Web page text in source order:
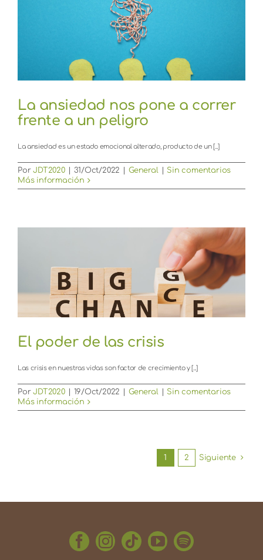
La ansiedad nos pone a correr
frente a un peligro
La ansiedad es un estado emocional alterado, producto de un [...]
PorJDT2020 31/Oct/2022 General
Sin comentarios
Más información
El poder de las crisis
Las crisis en nuestras vidas son factor de crecimiento y [...]
PorJDT2020 19/Oct/2022 General
Sin comentarios
Más información
1 2 Siguiente